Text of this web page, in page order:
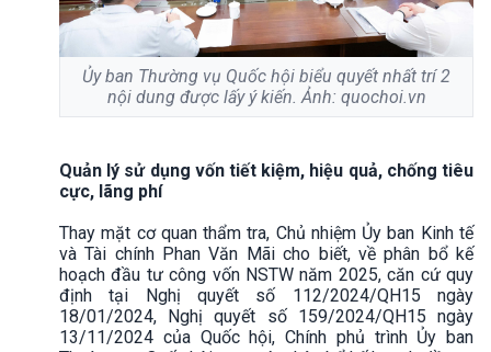
Ủy ban Thường vụ Quốc hội biểu quyết nhất trí 2
nội dung được lấy ý kiến. Ảnh: quochoi.vn
Quản lý sử dụng vốn tiết kiệm, hiệu quả, chống tiêu
cực, lãng phí
Thay mặt cơ quan thẩm tra, Chủ nhiệm Ủy ban Kinh tế
và Tài chính Phan Văn Mãi cho biết, về phân bổ kế
hoạch đầu tư công vốn NSTW năm 2025, căn cứ quy
định tại Nghị quyết số 112/2024/QH15 ngày
18/01/2024, Nghị quyết số 159/2024/QH15 ngày
13/11/2024 của Quốc hội, Chính phủ trình Ủy ban